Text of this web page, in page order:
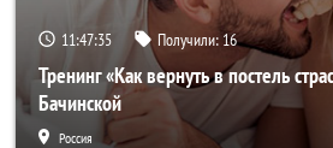
11:47:33 Получили: 16
Тренинг «Как вернуть в постель
Бачинской
Россия